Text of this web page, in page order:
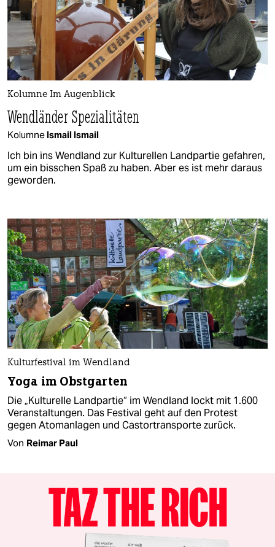
Kolumne Im Augenblick
Wendländer Spezialitäten
Kolumne Ismail Ismail
Ich bin ins Wendland zur Kulturellen Landpartie gefahren,
um ein bisschen Spaß zu haben. Aber es ist mehr daraus
geworden.
Kulturfestival im Wendland
Yoga im Obstgarten
Die „Kulturelle Landpartie“ im Wendland lockt mit 1.600
Veranstaltungen. Das Festival geht auf den Protest
gegen Atomanlagen und Castortransporte zurück.
Von Reimar Paul